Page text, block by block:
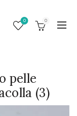
0 0
pelle
(3)